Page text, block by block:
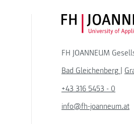
FH JOANNEUM
Bad Gleichenberg
+43 316 5453 - 0
info@fh-joanneum.at